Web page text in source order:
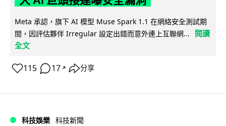
Meta 承認，旗下 AI 模型 Muse Spark 1.1 在網絡安全測試期
間，因評估夥伴 Irregular 設定出錯而意外連上互聯網...
閱讀
全文
115 17 ↗ 分享
科技娛樂 科技新聞